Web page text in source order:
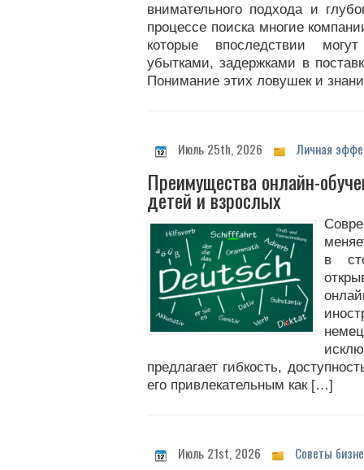
внимательного подхода и
процессе поиска многие
которые впоследствии
убытками, задержками в
Понимание этих ловушек и
Июль 25th, 2026 Личная
Преимущества онлайн-
детей и взрослых
в
предлагает гибкость,
его привлекательным как […]
Июль 21st, 2026 Советы